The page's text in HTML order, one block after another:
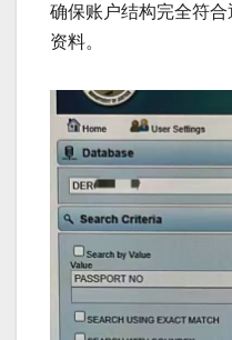
确保账户结构完全符
资料。